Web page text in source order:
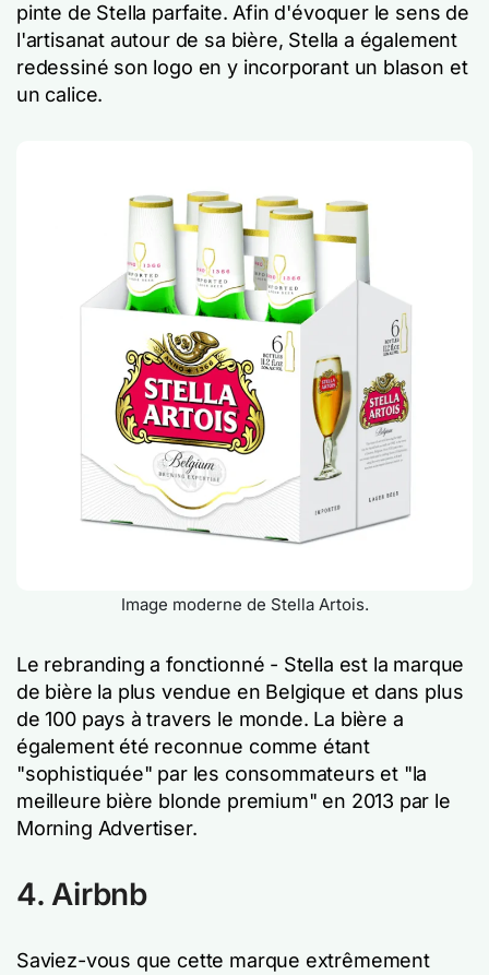
pinte de Stella parfaite. Afin d'évoquer le sens de
l'artisanat autour de sa bière, Stella a également
redessiné son logo en y incorporant un blason et
un calice.
Image moderne de Stella Artois.
Le rebranding a fonctionné - Stella est la marque
de bière la plus vendue en Belgique et dans plus
de 100 pays à travers le monde. La bière a
également été reconnue comme étant
"sophistiquée" par les consommateurs et "la
meilleure bière blonde premium" en 2013 par le
Morning Advertiser.
4. Airbnb
Saviez-vous que cette marque extrêmement